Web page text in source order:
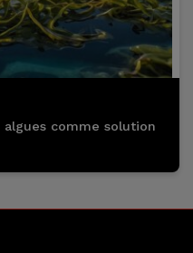
comme solution